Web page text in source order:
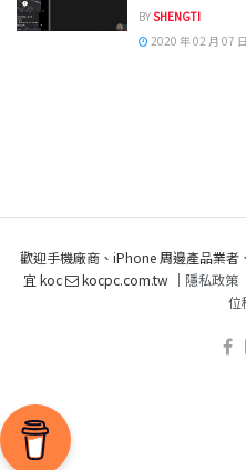
BYSHENGTI
2020 年 02 月 07
歡迎手機廠商、iPhone 周邊產品業者
宜 koc
kocpc.com.tw ｜ 隱私政策
位